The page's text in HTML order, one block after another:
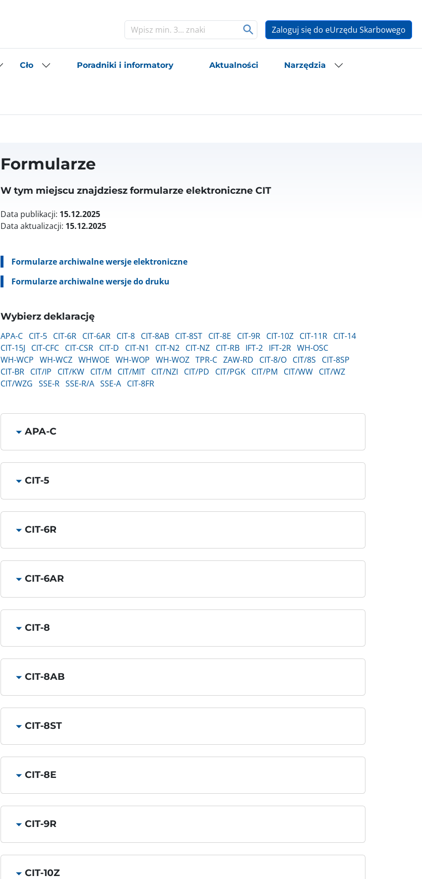
Zaloguj się do eUrzędu Skarbowego
Cło Poradniki i informatory Aktualności Narzędzia
Formularze
W tym miejscu znajdziesz formularze elektroniczne CIT
Data publikacji: 15.12.2025
Data aktualizacji: 15.12.2025
Formularze archiwalne wersje elektroniczne
Formularze archiwalne wersje do druku
Wybierz deklarację
APA-C CIT-5 CIT-6R CIT-6AR CIT-8 CIT-8AB CIT-8ST CIT-8E CIT-9R CIT-10Z CIT-11R CIT-14
CIT-15J
CIT-CFC CIT-CSR CIT-D CIT-N1 CIT-N2 CIT-NZ CIT-RB IFT-2 IFT-2R WH-OSC
WH-WCP WH-WCZ WHWOE WH-WOP WH-WOZ TPR-C ZAW-RD CIT-8/O CIT/8S
CIT-8SP
CIT-BR CIT/IP CIT/KW CIT/M CIT/MIT CIT/NZI CIT/PD CIT/PGK CIT/PM CIT/WW CIT/WZ
CIT/WZG SSE-R SSE-R/A SSE-A CIT-8FR
APA-C
CIT-5
CIT-6R
CIT-6AR
CIT-8
CIT-8AB
CIT-8ST
CIT-8E
CIT-9R
CIT-10Z